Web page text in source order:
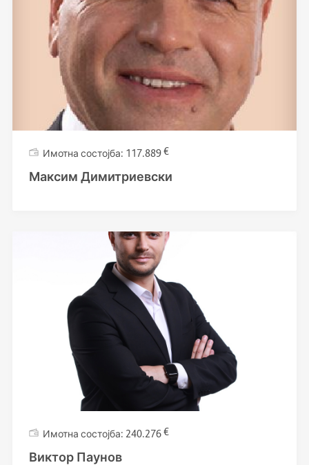
117.889€
Максим Димитриевски
240.276€
Виктор Паунов